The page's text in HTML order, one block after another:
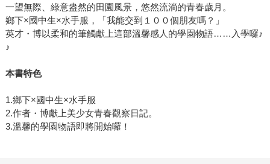
一望無際、綠意盎然的田園風景，悠然流淌的青春歲月。
鄉下×國中生×水手服，「我能交到１００個朋友嗎？」
英才・博以柔和的筆觸獻上這部溫馨感人的學園物語……入學囉♪
♪
本書特色
1.鄉下×國中生×水手服
2.作者・博獻上美少女青春觀察日記。
3.溫馨的學園物語即將開始囉！